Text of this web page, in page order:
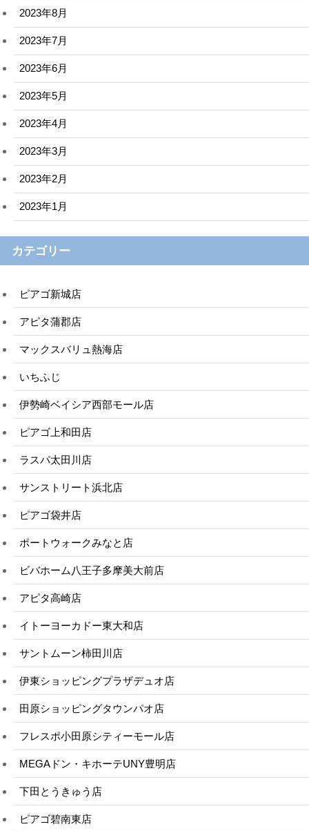
2023年8月
2023年7月
2023年6月
2023年5月
2023年4月
2023年3月
2023年2月
2023年1月
カテゴリー
ピアゴ新城店
アピタ蒲郡店
マックスバリュ熱海店
いちふじ
伊勢崎ベイシア西部モール店
ピアゴ上和田店
ラスパ太田川店
サンストリート浜北店
ピアゴ袋井店
ポートウォークみなと店
ビバホーム八王子多摩美大前店
アピタ高崎店
イトーヨーカドー東大和店
サントムーン柿田川店
伊東ショッピングプラザデュオ店
田原ショッピングタウンパオ店
フレスポ小田原シティーモール店
MEGAドン・キホーテUNY豊明店
下田とうきゅう店
ピアゴ碧南東店